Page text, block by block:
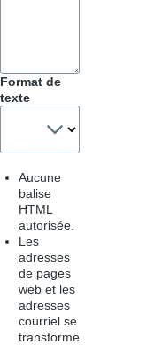
Format de
texte
Aucune
balise
HTML
autorisée.
Les
adresses
de pages
web et les
adresses
courriel se
transforme